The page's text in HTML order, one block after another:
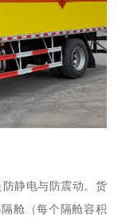
静电与防震动。货
舱（每个隔舱容积